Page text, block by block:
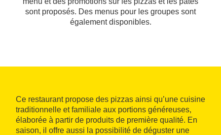
sont proposés. Des menus pour les groupes sont
également disponibles.
Ce restaurant propose des pizzas ainsi qu’une cuisine
traditionnelle et familiale aux portions généreuses,
élaborée à partir de produits de première qualité. En
saison, il offre aussi la possibilité de déguster une